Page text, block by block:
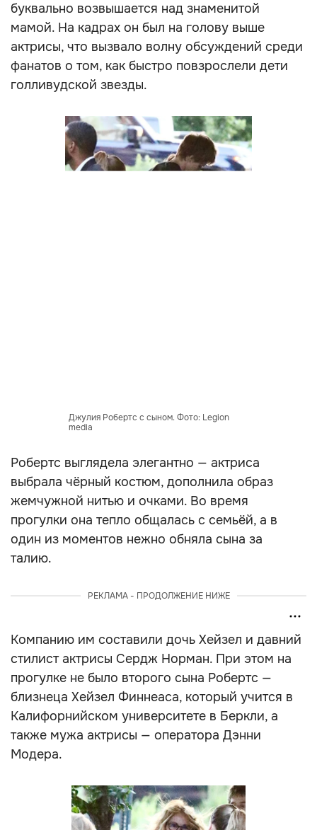
буквально возвышается над знаменитой
мамой. На кадрах он был на голову выше
актрисы, что вызвало волну обсуждений среди
фанатов о том, как быстро повзрослели дети
голливудской звезды.
Джулия Робертс с сыном. Фото: Legion
media
Робертс выглядела элегантно — актриса
выбрала чёрный костюм, дополнила образ
жемчужной нитью и очками. Во время
прогулки она тепло общалась с семьёй, а в
один из моментов нежно обняла сына за
талию.
РЕКЛАМА - ПРОДОЛЖЕНИЕ НИЖЕ
Компанию им составили дочь Хейзел и давний
стилист актрисы Сердж Норман. При этом на
прогулке не было второго сына Робертс —
близнеца Хейзел Финнеаса, который учится в
Калифорнийском университете в Беркли, а
также мужа актрисы — оператора Дэнни
Модера.